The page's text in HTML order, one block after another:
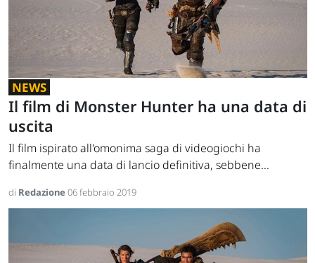
NEWS
Il film di Monster Hunter ha una data di
uscita
Il film ispirato all'omonima saga di videogiochi ha
finalmente una data di lancio definitiva, sebbene...
di Redazione06 febbraio 2019